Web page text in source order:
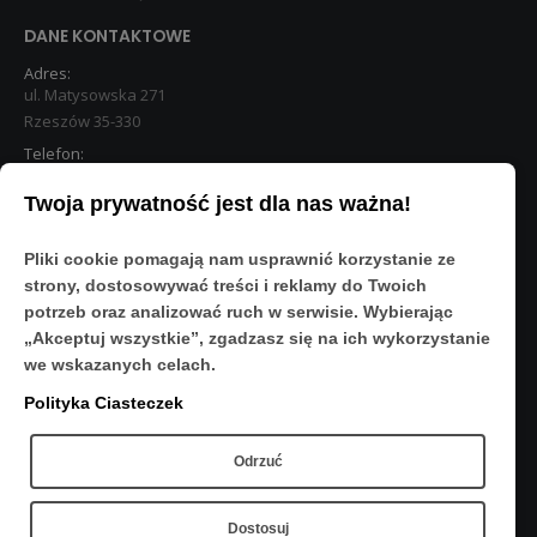
DANE KONTAKTOWE
Adres:
ul. Matysowska 271
Rzeszów 35-330
Telefon:
STREFA KLIENTA
Moje konto
O Nas
Polityka prywatności
Regulamin
FAQ
OBSERWUJ NAS
Twoja prywatność jest dla nas ważna!
Pliki cookie pomagają nam usprawnić korzystanie ze
strony, dostosowywać treści i reklamy do Twoich
potrzeb oraz analizować ruch w serwisie. Wybierając
„Akceptuj wszystkie”, zgadzasz się na ich wykorzystanie
we wskazanych celach.
Polityka Ciasteczek
Odrzuć
Dostosuj